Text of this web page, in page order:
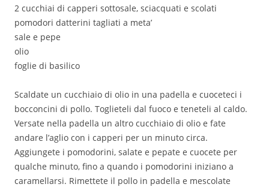
2 cucchiai di capperi sottosale, sciacquati e scolati
pomodori datterini tagliati a meta’
sale e pepe
olio
foglie di basilico
Scaldate un cucchiaio di olio in una padella e cuoceteci i
bocconcini di pollo. Toglieteli dal fuoco e teneteli al caldo.
Versate nella padella un altro cucchiaio di olio e fate
andare l’aglio con i capperi per un minuto circa.
Aggiungete i pomodorini, salate e pepate e cuocete per
qualche minuto, fino a quando i pomodorini iniziano a
caramellarsi. Rimettete il pollo in padella e mescolate